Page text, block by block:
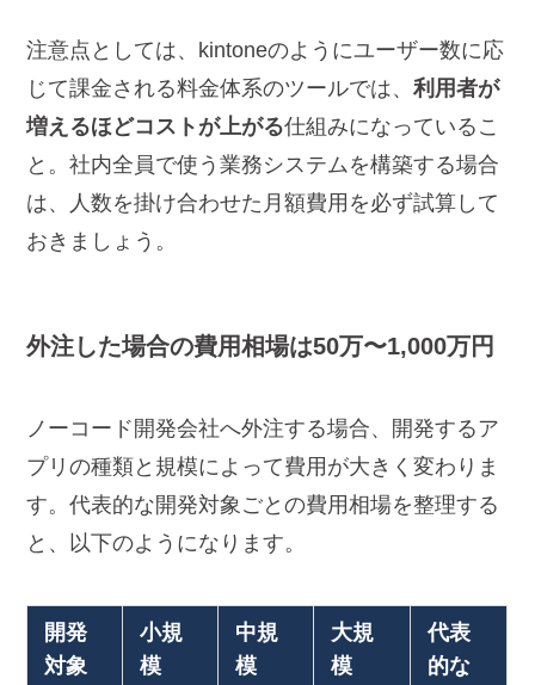
注意点としては、kintoneのようにユーザー数に応
じて課金される料金体系のツールでは、利用者が
増えるほどコストが上がる仕組みになっているこ
と。社内全員で使う業務システムを構築する場合
は、人数を掛け合わせた月額費用を必ず試算して
おきましょう。
外注した場合の費用相場は50万〜1,000万円
ノーコード開発会社へ外注する場合、開発するア
プリの種類と規模によって費用が大きく変わりま
す。代表的な開発対象ごとの費用相場を整理する
と、以下のようになります。
開発
対象
小規
模
中規
模
大規
模
代表
的な